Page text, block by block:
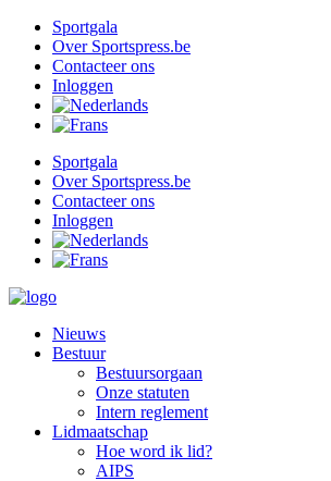
naar
inhoud
Sportgala
Over Sportspress.be
Contacteer ons
Inloggen
Sportgala
Over Sportspress.be
Contacteer ons
Inloggen
Nieuws
Bestuur
Bestuursorgaan
Onze statuten
Intern reglement
Lidmaatschap
Hoe word ik lid?
AIPS